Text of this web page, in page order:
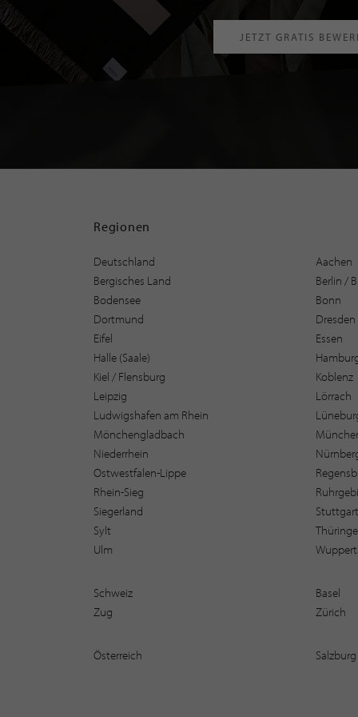
JETZT GRATIS
Regionen
Deutschland Aachen
Bergisches Land
Berlin /
Bodensee
Bonn
Dortmund
Dresden
Eifel
Essen
Halle (Saale)
Kiel / Flensburg
Koblenz
Leipzig
Lörrach
Ludwigshafen am Rhein
Mönchengladbach
Niederrhein
Ostwestfalen-Lippe
Rhein-Sieg
Siegerland
Stuttgart
Sylt
Ulm
Schweiz Basel
Zug
Zürich
Österreich Salzburg